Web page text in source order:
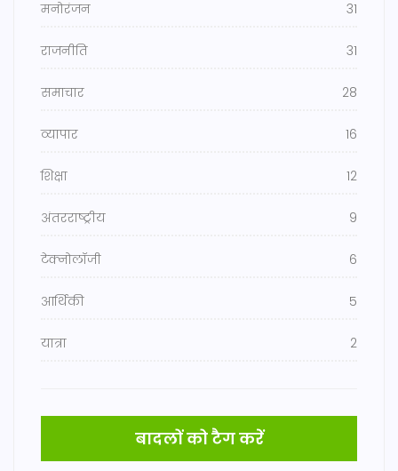
मनोरंजन 31
राजनीति 31
समाचार 28
व्यापार 16
शिक्षा 12
अंतरराष्ट्रीय 9
टेक्नोलॉजी 6
आर्थिकी 5
यात्रा 2
बादलों को टैग करें